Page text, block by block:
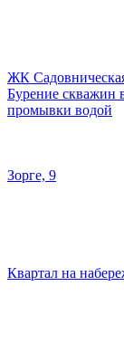
ЖК
Бурение скважин
промывки водой
Зорге, 9
Квартал на